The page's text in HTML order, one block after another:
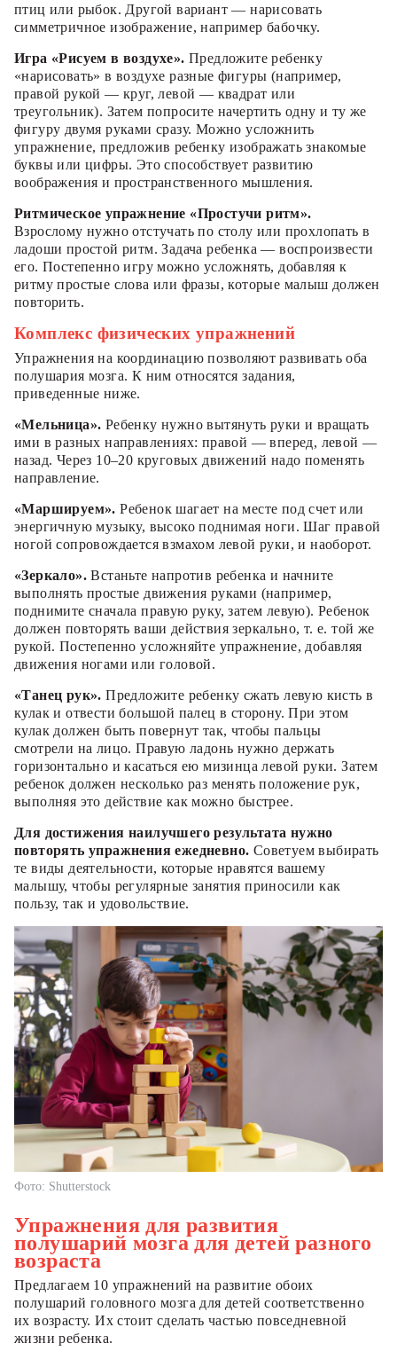
птиц или рыбок. Другой вариант — нарисовать
симметричное изображение, например бабочку.
Игра «Рисуем в воздухе». Предложите ребенку
«нарисовать» в воздухе разные фигуры (например,
правой рукой — круг, левой — квадрат или
треугольник). Затем попросите начертить одну и ту же
фигуру двумя руками сразу. Можно усложнить
упражнение, предложив ребенку изображать знакомые
буквы или цифры. Это способствует развитию
воображения и пространственного мышления.
Ритмическое упражнение «Простучи ритм».
Взрослому нужно отстучать по столу или прохлопать в
ладоши простой ритм. Задача ребенка — воспроизвести
его. Постепенно игру можно усложнять, добавляя к
ритму простые слова или фразы, которые малыш должен
повторить.
Комплекс физических упражнений
Упражнения на координацию позволяют развивать оба
полушария мозга. К ним относятся задания,
приведенные ниже.
«Мельница». Ребенку нужно вытянуть руки и вращать
ими в разных направлениях: правой — вперед, левой —
назад. Через 10–20 круговых движений надо поменять
направление.
«Маршируем». Ребенок шагает на месте под счет или
энергичную музыку, высоко поднимая ноги. Шаг правой
ногой сопровождается взмахом левой руки, и наоборот.
«Зеркало». Встаньте напротив ребенка и начните
выполнять простые движения руками (например,
поднимите сначала правую руку, затем левую). Ребенок
должен повторять ваши действия зеркально, т. е. той же
рукой. Постепенно усложняйте упражнение, добавляя
движения ногами или головой.
«Танец рук». Предложите ребенку сжать левую кисть в
кулак и отвести большой палец в сторону. При этом
кулак должен быть повернут так, чтобы пальцы
смотрели на лицо. Правую ладонь нужно держать
горизонтально и касаться ею мизинца левой руки. Затем
ребенок должен несколько раз менять положение рук,
выполняя это действие как можно быстрее.
Для достижения наилучшего результата нужно
повторять упражнения ежедневно. Советуем выбирать
те виды деятельности, которые нравятся вашему
малышу, чтобы регулярные занятия приносили как
пользу, так и удовольствие.
Фото: Shutterstock
Упражнения для развития
полушарий мозга для детей разного
возраста
Предлагаем 10 упражнений на развитие обоих
полушарий головного мозга для детей соответственно
их возрасту. Их стоит сделать частью повседневной
жизни ребенка.